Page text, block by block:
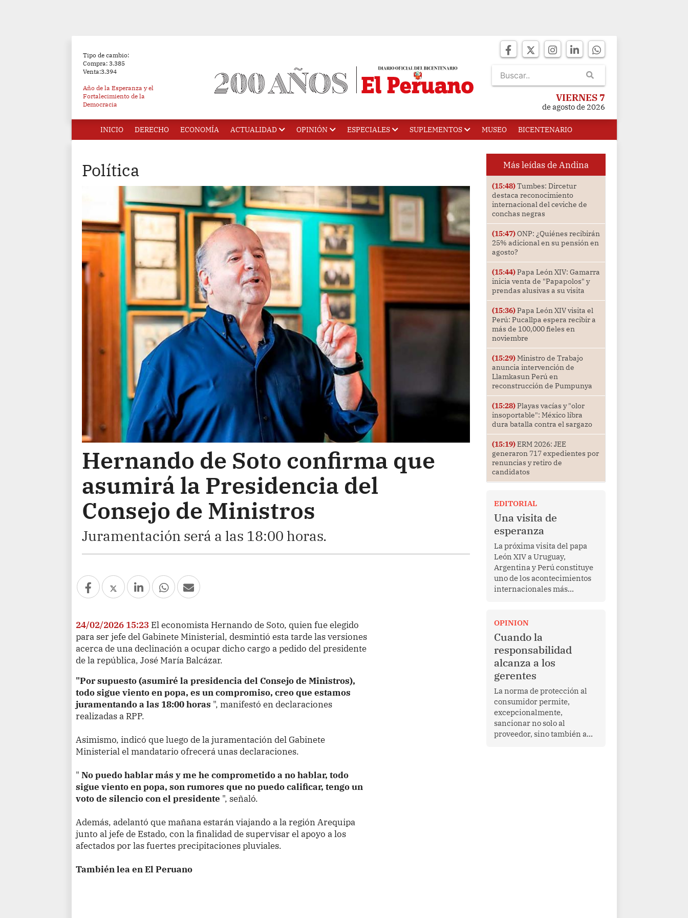
Tipo de cambio:
Compra: 3.385
Venta:3.394
Año de la Esperanza y el
Fortalecimiento de la
Democracia
VIERNES 7
de agosto de 2026
INICIO DERECHO ECONOMÍA ACTUALIDAD OPINIÓN ESPECIALES SUPLEMENTOS MUSEO BICENTENARIO
Política
Hernando de Soto confirma que
asumirá la Presidencia del
Consejo de Ministros
Juramentación será a las 18:00 horas.
24/02/2026 15:23 El economista Hernando de Soto, quien fue elegido
para ser jefe del Gabinete Ministerial, desmintió esta tarde las versiones
acerca de una declinación a ocupar dicho cargo a pedido del presidente
de la república, José María Balcázar.
"Por supuesto (asumiré la presidencia del Consejo de Ministros),
todo sigue viento en popa, es un compromiso, creo que estamos
juramentando a las 18:00 horas ", manifestó en declaraciones
realizadas a RPP.
Asimismo, indicó que luego de la juramentación del Gabinete
Ministerial el mandatario ofrecerá unas declaraciones.
"No puedo hablar más y me he comprometido a no hablar, todo
sigue viento en popa, son rumores que no puedo calificar, tengo un
voto de silencio con el presidente ", señaló.
Además, adelantó que mañana estarán viajando a la región Arequipa
junto al jefe de Estado, con la finalidad de supervisar el apoyo a los
afectados por las fuertes precipitaciones pluviales.
También lea en El Peruano
Más leídas de Andina
(15:48)Tumbes: Dircetur
destaca reconocimiento
internacional del ceviche de
conchas negras
(15:47)ONP: ¿Quiénes recibirán
25% adicional en su pensión en
agosto?
(15:44)Papa León XIV: Gamarra
inicia venta de "Papapolos" y
prendas alusivas a su visita
(15:36)Papa León XIV visita el
Perú: Pucallpa espera recibir a
más de 100,000 fieles en
noviembre
(15:29)Ministro de Trabajo
anuncia intervención de
Llamkasun Perú en
reconstrucción de Pumpunya
(15:28)Playas vacías y "olor
insoportable": México libra
dura batalla contra el sargazo
(15:19)ERM 2026: JEE
generaron 717 expedientes por
renuncias y retiro de
candidatos
EDITORIAL
Una visita de
esperanza
La próxima visita del papa
León XIV a Uruguay,
Argentina y Perú constituye
uno de los acontecimientos
internacionales más
Más allá de su dimensión
religiosa, esta gira
representa una oportunidad
para reafirmar el valor del
diálogo, fortalecer los
vínculos entre los pueblos y
proyectar una imagen de
cooperación en una región
que enfrenta desafíos en
materia de desarrollo,
cohesión social y
gobernabilidad.
OPINION
Cuando la
responsabilidad
alcanza a los
gerentes
La norma de protección al
consumidor permite,
excepcionalmente,
sancionar no solo al
proveedor, sino también a